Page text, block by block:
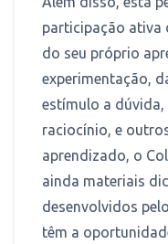
participação ativa
do seu próprio
experimentação,
estímulo a
raciocínio, e
aprendizado, o
ainda materiais
desenvolvidos
têm a